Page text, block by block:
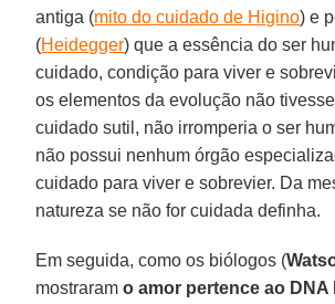
antiga (mito do cuidado de Higino) e
(Heidegger) que a essência do ser
cuidado, condição para viver e
os elementos da evolução não
cuidado sutil, não irromperia o ser
não possui nenhum órgão
cuidado para viver e sobrevier. Da
natureza se não for cuidada definha.
Em seguida, como os biólogos (
mostraramo amor pertence ao DNA